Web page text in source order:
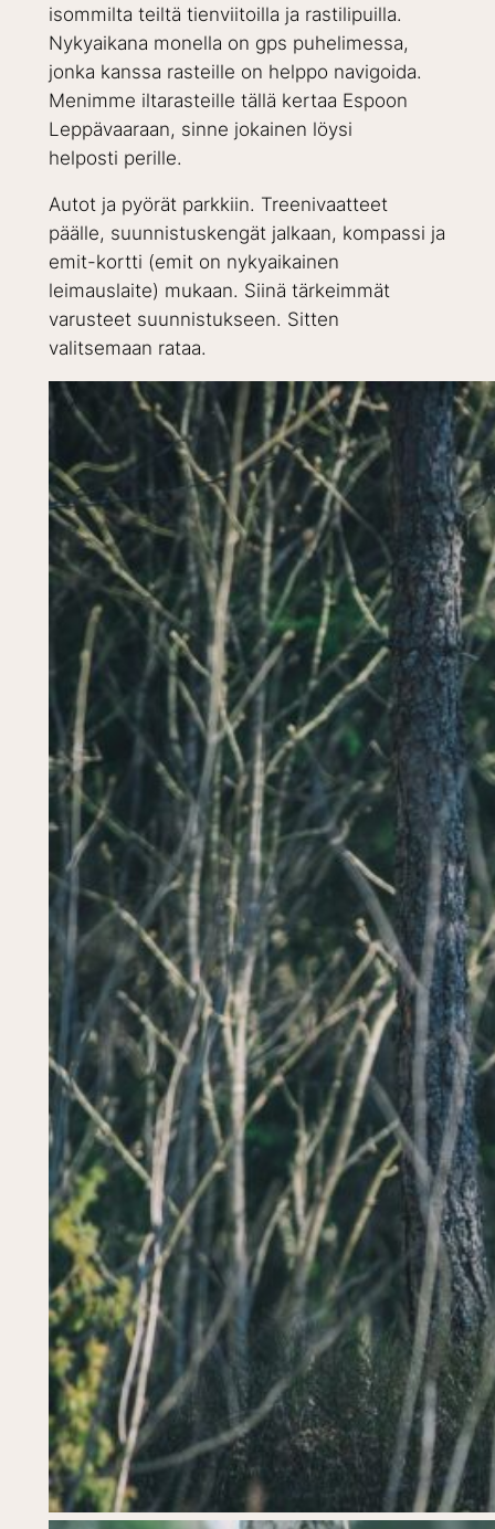
isommilta teiltä tienviitoilla ja rastilipuilla.
Nykyaikana monella on gps puhelimessa,
jonka kanssa rasteille on helppo navigoida.
Menimme iltarasteille tällä kertaa Espoon
Leppävaaraan, sinne jokainen löysi
helposti perille.
Autot ja pyörät parkkiin. Treenivaatteet
päälle, suunnistuskengät jalkaan, kompassi ja
emit-kortti (emit on nykyaikainen
leimauslaite) mukaan. Siinä tärkeimmät
varusteet suunnistukseen. Sitten
valitsemaan rataa.